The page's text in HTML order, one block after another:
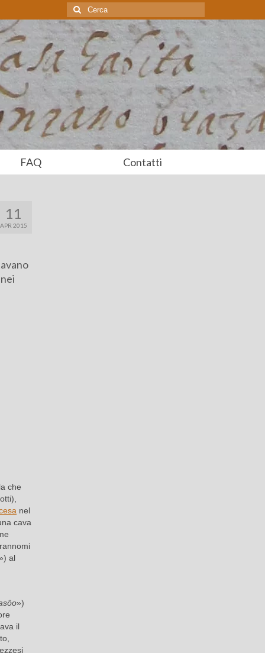
Cerca:
FAQ Contatti
11
APR 2015
che
nel
cava
al
»)
il